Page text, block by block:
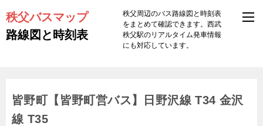
秩父バスマップ
路線図と時刻表
秩父周辺のバス路線図と時刻表
をまとめて確認できます。西武
秩父駅のリアルタイム発車情報
にも対応しています。
皆野町【皆野町営バス】日野沢線 T34 金沢
線 T35